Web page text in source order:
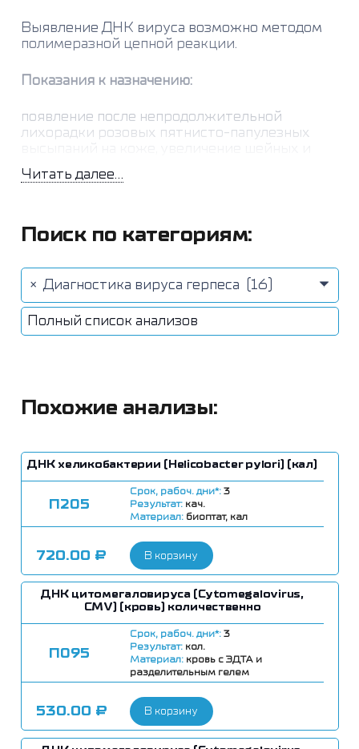
Выявление ДНК вируса возможно методом
полимеразной цепной реакции.
Показания к назначению:
появление после непродолжительной
лихорадки розовых пятнисто-папулезных
задних ушных лимфоузлов,
иммунодефицитные состояния, пузырьковые
исследования.
Читать далее...
Поиск по категориям:
× Диагностика вируса герпеса (16)
Полный список анализов
Похожие анализы:
ДНК хеликобактерии (Helicobacter pylori) (кал)
П205
Срок, рабоч. дни*:3
Результат: кач.
Материал: биоптат, кал
720.00 ₽ В корзину
ДНК цитомегаловируса (Cytomegalovirus,
CMV) (кровь) количественно
П095
Срок, рабоч. дни*:3
Результат: кол.
Материал: кровь с ЭДТА и
разделительным гелем
530.00 ₽ В корзину